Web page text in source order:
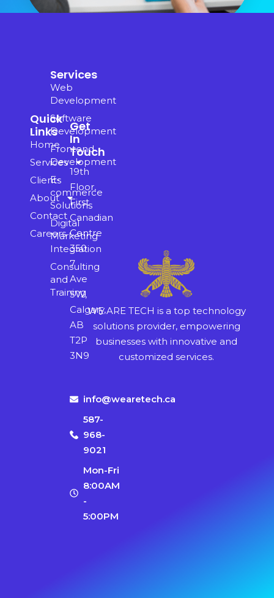
WE ARE TECH is a top technology
solutions provider, empowering
businesses with innovative and
customized services.
Services
Web
Development
Software
Development
Frontend
Development
E-
commerce
Solutions
Digital
Marketing
Integration
Consulting
and
Training
Quick
Links
Home
Services
Clients
About
Contact
Careers
Get
In
Touch
19th
Floor,
First
Canadian
Centre
350
7
Ave
SW,
Calgary,
AB
T2P
3N9
info@wearetech.ca
587-
968-
9021
Mon-Fri
8:00AM
-
5:00PM